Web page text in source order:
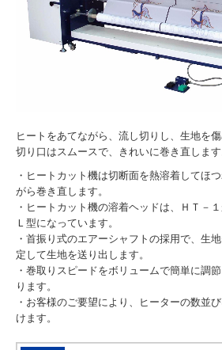
ヒートをあてながら、流し切りし、生地を傷
切り口はスムースで、きれいに巻き直します
・ヒートカット機は切断面を熱溶着してほ
がら巻き直します。
・ヒートカット機の溶着ヘッドは、ＨＴ－
Ｌ型になっています。
・首振り式のエアーシャフトの採用で、生
定して生地を送り出します。
・巻取りスピードをボリュームで簡単に調
ります。
・お客様のご要望により、ヒーターの数並
けます。